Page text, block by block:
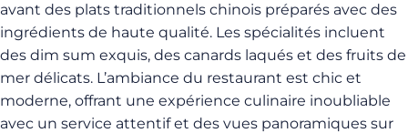
avant des plats traditionnels chinois préparés avec des
ingrédients de haute qualité. Les spécialités incluent
des dim sum exquis, des canards laqués et des fruits de
mer délicats. L’ambiance du restaurant est chic et
moderne, offrant une expérience culinaire inoubliable
avec un service attentif et des vues panoramiques sur